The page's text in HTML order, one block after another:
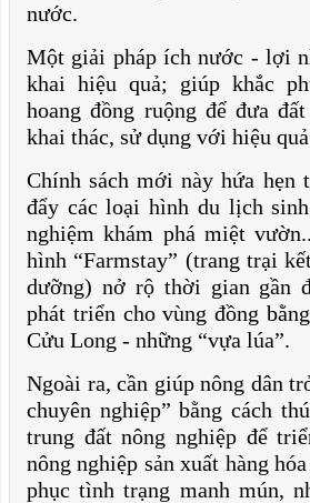
nước.
Một giải pháp ích nước - lợi
khai hiệu quả; giúp khắc
hoang đồng ruộng để đưa
khai thác, sử dụng với hiệu
Chính sách mới này hứa hẹn
đẩy các loại hình du lịch
nghiệm khám phá miệt
hình “Farmstay” (trang trại
dưỡng) nở rộ thời gian gần
phát triển cho vùng đồng
Cửu Long - những “vựa lúa”.
Ngoài ra, cần giúp nông dân
chuyên nghiệp” bằng cách
trung đất nông nghiệp để
nông nghiệp sản xuất hàng
phục tình trạng manh mún,